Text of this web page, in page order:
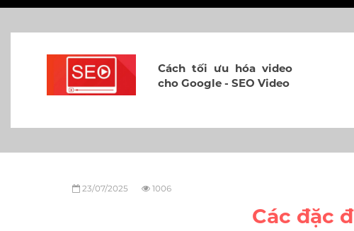
Cách tối ưu hóa video
cho Google - SEO Video
23/07/2025 1006
Các đặc